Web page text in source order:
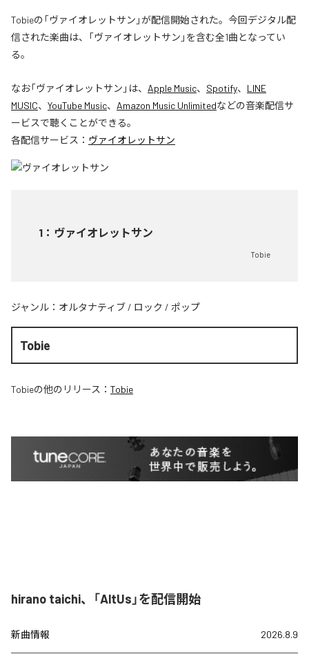
Tobieの「ヴァイオレットサン」が配信開始された。今回デジタル配
信された楽曲は、「ヴァイオレットサン」を含む全1曲となってい
る。
なお「ヴァイオレットサン 」は、 Apple Music、 Spotify、 LINE
MUSIC、 YouTube Music、 Amazon Music Unlimitedなどの音楽配信サ
ービスで聴くことができる。
各配信サービス： ヴァイオレットサン
1 ： ヴァイオレットサン
Tobie
ジャンル： オルタナティブ / ロック / ポップ
Tobie
Tobieの他のリリース： Tobie
hirano taichi、「AltUs」を配信開始
新曲情報 2026.8.9